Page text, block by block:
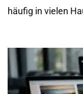
häufig in vielen